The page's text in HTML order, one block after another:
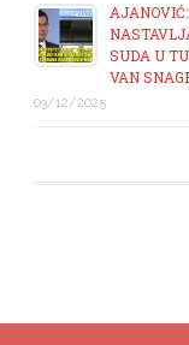
SUDA U
VAN
03/12/2025